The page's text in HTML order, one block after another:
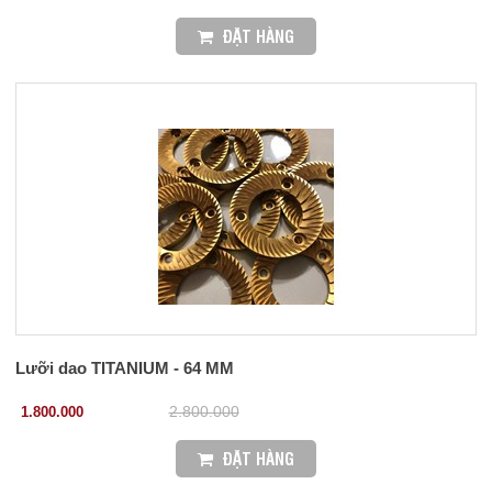
ĐẶT HÀNG
Lưỡi dao TITANIUM - 64 MM
1.800.000 2.800.000
ĐẶT HÀNG